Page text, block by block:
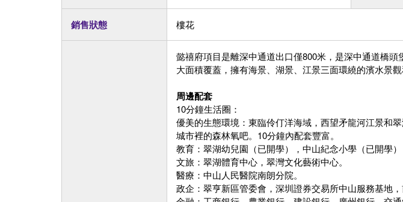
銷售狀態 樓花
懿禧府項目是離深中通道出口僅800米，是深中通道橋
大面積覆蓋，擁有海景、湖景、江景三面環繞的濱水景觀
周邊配套
10分鐘生活圈：
優美的生態環境：東臨伶仃洋海域，西望矛龍河江景和
城市裡的森林氧吧。10分鐘內配套豐富。
教育：翠湖幼兒園（已開學），中山紀念小學（已開學
文旅：翠湖體育中心，翠灣文化藝術中心。
醫療：中山人民醫院南朗分院。
政企：翠亨新區管委會，深圳證券交易所中山服務基地